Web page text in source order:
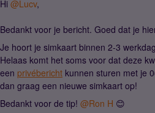
Hi ​ @Lucv,
Bedankt voor je bericht. Goed dat je
Je hoort je simkaart binnen 2-3
Helaas komt het soms voor dat deze
een privébericht kunnen sturen met je
dan graag een nieuwe simkaart op!
Bedankt voor de tip! ​ @Ron H 😊